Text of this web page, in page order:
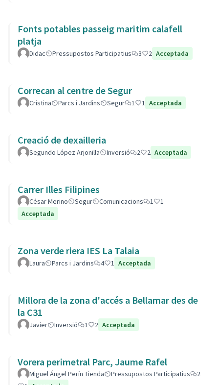
Fonts potables passeig maritim calafell
platja
Didac Pressupostos Participatius 3 2 Acceptada
Correcan al centre de Segur
Cristina Parcs i Jardins Segur 1 1 Acceptada
Creació de dexailleria
Segundo López Arjonilla Inversió 2 2 Acceptada
Carrer Illes Filipines
César Merino Segur Comunicacions 1
1
Acceptada
Zona verde riera IES La Talaia
Laura Parcs i Jardins 4 1 Acceptada
Millora de la zona d'accés a Bellamar des de
la C31
Javier Inversió 1 2 Acceptada
Vorera perimetral Parc, Jaume Rafel
Miguel Ángel Perín Tienda Pressupostos Participatius
2